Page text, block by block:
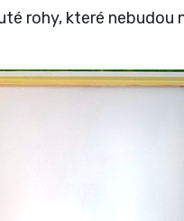
rohy, které nebudou